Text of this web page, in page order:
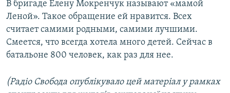
В бригаде Елену Мокренчук называют «мамой
Леной». Такое обращение ей нравится. Всех
считает самими родными, самими лучшими.
Смеется, что всегда хотела много детей. Сейчас в
батальоне 800 человек, как раз для нее.
(Радіо Свобода опублікувало цей матеріал у рамках